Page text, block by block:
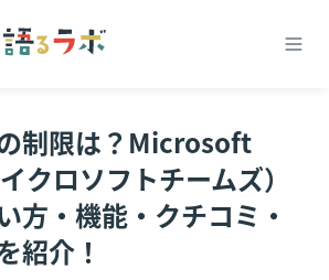
制限は？Microsoft
クロソフトチームズ）
方・機能・クチコミ・
紹介！